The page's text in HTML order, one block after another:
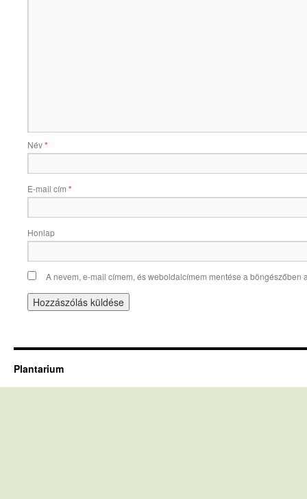
Név*
E-mail cím *
Honlap
A nevem, e-mail címem, és weboldalcímem mentése a böngészőben
Plantarium